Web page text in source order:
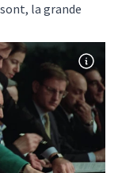
la grande